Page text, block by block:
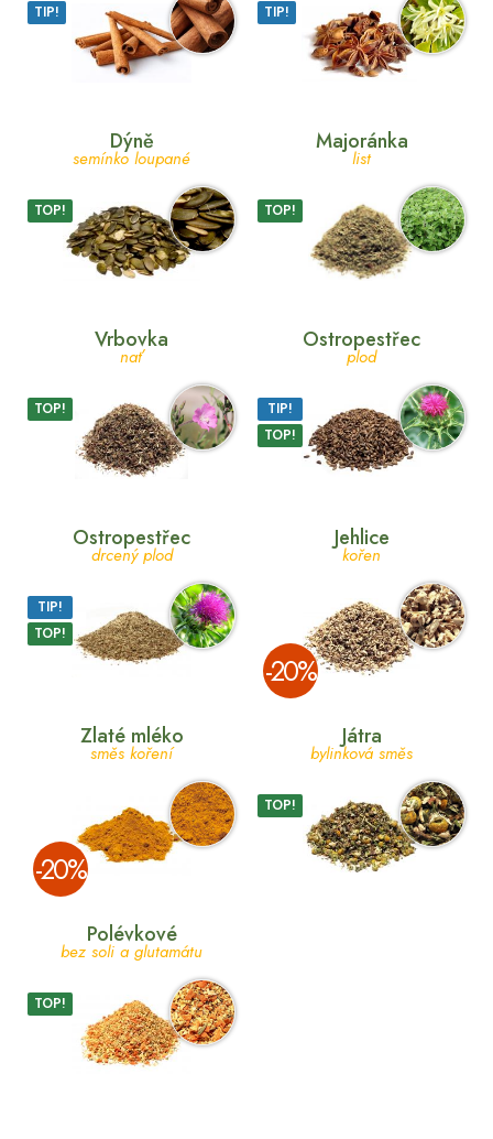
TIP! TIP!
Dýně
semínko loupané
TOP!
Majoránka
list
TOP!
Vrbovka
nať
TOP!
Ostropestřec
plod
TIP!
TOP!
Ostropestřec
drcený plod
TIP!
TOP!
Jehlice
kořen
­-20%
Zlaté mléko
směs koření
­-20%
Játra
bylinková směs
TOP!
Polévkové
bez soli a glutamátu
TOP!